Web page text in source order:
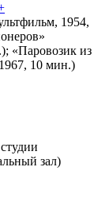
1954,
«Паровозик из
10 мин.)
зал)